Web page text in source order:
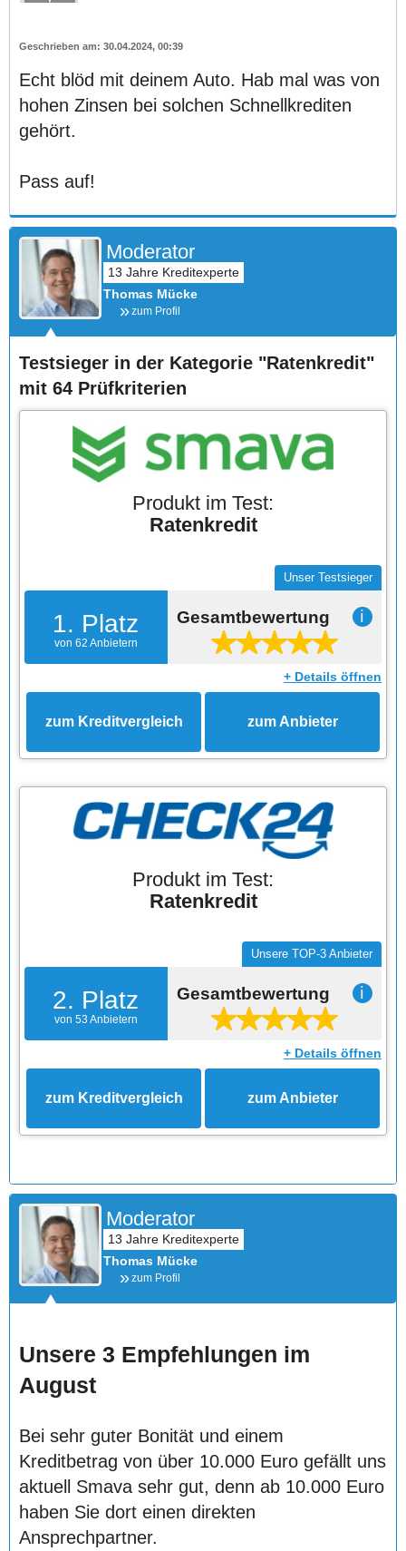
30.04.2024, 00:39
Echt blöd mit deinem Auto. Hab mal was von
hohen Zinsen bei solchen Schnellkrediten
gehört.
Pass auf!
Moderator
Thomas Mücke
zum Profil
Testsieger in der Kategorie "Ratenkredit"
mit 64 Prüfkriterien
Produkt im Test:
Ratenkredit
1. Platz
von 62 Anbietern
Unser Testsieger
Gesamtbewertung ℹ
+ Details öffnen
zum Kreditvergleich zum Anbieter
Produkt im Test:
Ratenkredit
2. Platz
von 53 Anbietern
Unsere TOP-3 Anbieter
Gesamtbewertung ℹ
+ Details öffnen
zum Kreditvergleich zum Anbieter
Moderator
Thomas Mücke
zum Profil
Unsere 3 Empfehlungen im
August
Bei sehr guter Bonität und einem
Kreditbetrag von über 10.000 Euro gefällt uns
aktuell Smava sehr gut, denn ab 10.000 Euro
haben Sie dort einen direkten
Ansprechpartner.